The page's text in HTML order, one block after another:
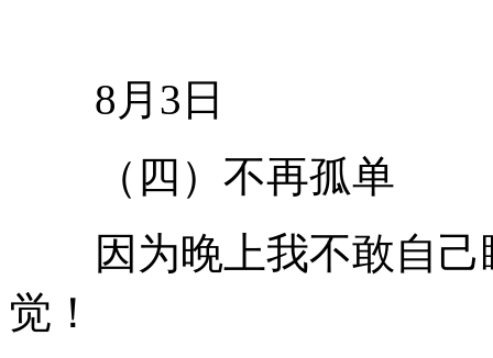
8月3日
（四）不再孤单
因为晚上我不敢自己
觉！